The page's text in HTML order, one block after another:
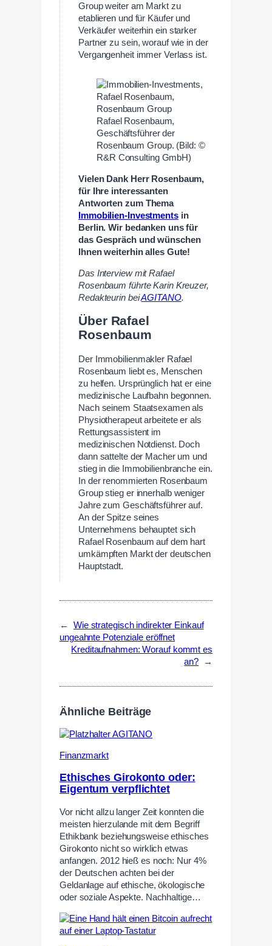
Group weiter am Markt zu
etablieren und für Käufer und
Verkäufer weiterhin ein starker
Partner zu sein, worauf wie in der
Vergangenheit immer Verlass ist.
Rafael Rosenbaum,
Geschäftsführer der
Rosenbaum Group. (Bild: ©
R&R Consulting GmbH)
Vielen Dank Herr Rosenbaum,
für Ihre interessanten
Antworten zum Thema
Immobilien-Investmentsin
Berlin. Wir bedanken uns für
das Gespräch und wünschen
Ihnen weiterhin alles Gute!
Das Interview mit Rafael
Rosenbaum führte Karin Kreuzer,
Redakteurin beiAGITANO.
Über Rafael
Rosenbaum
Der Immobilienmakler Rafael
Rosenbaum liebt es, Menschen
zu helfen. Ursprünglich hat er eine
medizinische Laufbahn begonnen.
Nach seinem Staatsexamen als
Physiotherapeut arbeitete er als
Rettungsassistent im
medizinischen Notdienst. Doch
dann sattelte der Macher um und
stieg in die Immobilienbranche ein.
In der renommierten Rosenbaum
Group stieg er innerhalb weniger
Jahre zum Geschäftsführer auf.
An der Spitze seines
Unternehmens behauptet sich
Rafael Rosenbaum auf dem hart
umkämpften Markt der deutschen
Hauptstadt.
←
Wie strategisch indirekter Einkauf
ungeahnte Potenziale eröffnet
Kreditaufnahmen: Worauf kommt es
an?
→
Ähnliche Beiträge
Finanzmarkt
Ethisches Girokonto oder:
Eigentum verpflichtet
Vor nicht allzu langer Zeit konnten die
meisten hierzulande mit dem Begriff
Ethikbank beziehungsweise ethisches
Girokonto nicht so wirklich etwas
anfangen. 2012 hieß es noch: Nur 4%
der Deutschen achten bei der
Geldanlage auf ethische, ökologische
oder soziale Aspekte. Nachhaltige…